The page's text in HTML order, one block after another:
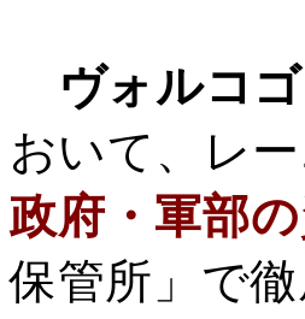
ヴォルコ
おいて、レ
政府・軍部
保管所」で